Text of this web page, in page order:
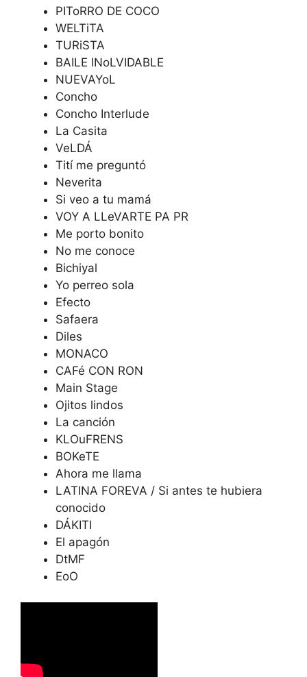
PIToRRO DE COCO
WELTiTA
TURiSTA
BAILE INoLVIDABLE
NUEVAYoL
Concho
Concho Interlude
La Casita
VeLDÁ
Tití me preguntó
Neverita
Si veo a tu mamá
VOY A LLeVARTE PA PR
Me porto bonito
No me conoce
Bichiyal
Yo perreo sola
Efecto
Safaera
Diles
MONACO
CAFé CON RON
Main Stage
Ojitos lindos
La canción
KLOuFRENS
BOKeTE
Ahora me llama
LATINA FOREVA / Si antes te hubiera
conocido
DÁKITI
El apagón
DtMF
EoO